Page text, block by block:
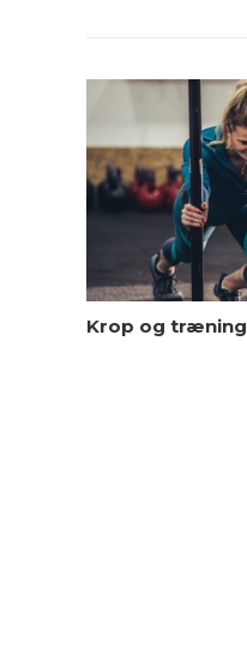
Krop og træning